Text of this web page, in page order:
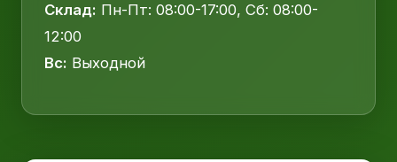
Склад: Пн-Пт: 08:00-17:00, Сб: 08:00-
12:00
Вс: Выходной